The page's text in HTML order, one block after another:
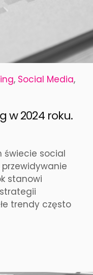
, Social Media,
w 2024 roku.
świecie social
stanowi
trendy często